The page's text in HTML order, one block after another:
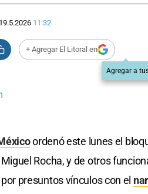
11:32
+ Agregar El Litoral en
Agregar a
ordenó este lunes el
Rocha, y de otros
por presuntos vínculos con el